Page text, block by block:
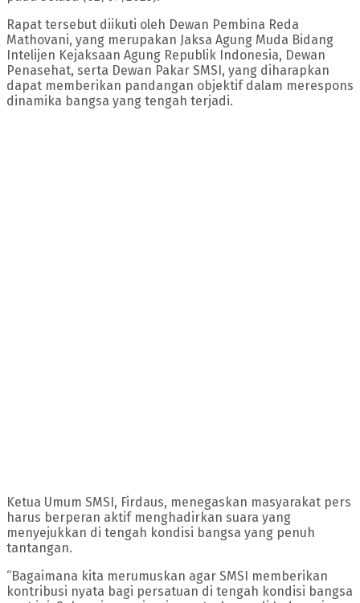
Rapat tersebut diikuti oleh Dewan Pembina Reda
Mathovani, yang merupakan Jaksa Agung Muda Bidang
Intelijen Kejaksaan Agung Republik Indonesia, Dewan
Penasehat, serta Dewan Pakar SMSI, yang diharapkan
dapat memberikan pandangan objektif dalam merespons
dinamika bangsa yang tengah terjadi.
Ketua Umum SMSI, Firdaus, menegaskan masyarakat pers
harus berperan aktif menghadirkan suara yang
menyejukkan di tengah kondisi bangsa yang penuh
tantangan.
“Bagaimana kita merumuskan agar SMSI memberikan
kontribusi nyata bagi persatuan di tengah kondisi bangsa